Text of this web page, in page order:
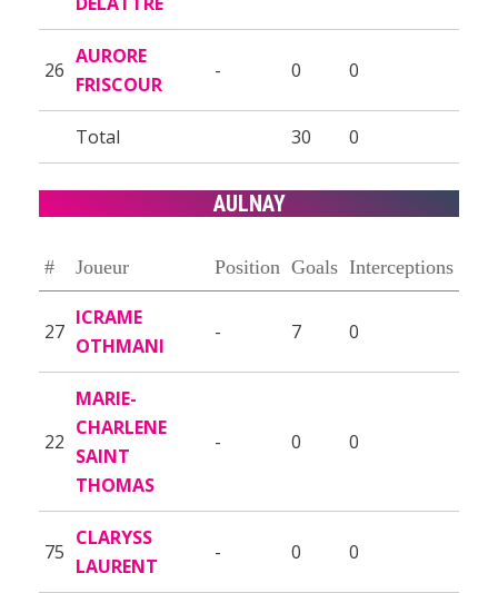
26
AURORE
FRISCOUR
- 0 0
Total 30 0
AULNAY
# Joueur Position Goals Interceptions
27
ICRAME
OTHMANI
- 7 0
22
MARIE-
CHARLENE
SAINT
THOMAS
- 0 0
75
CLARYSS
LAURENT
- 0 0